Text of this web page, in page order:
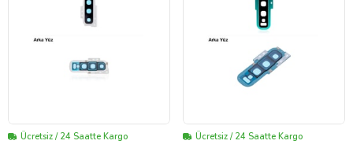
Ücretsiz / 24 Saatte Kargo Ücretsiz / 24 Saatte Kargo